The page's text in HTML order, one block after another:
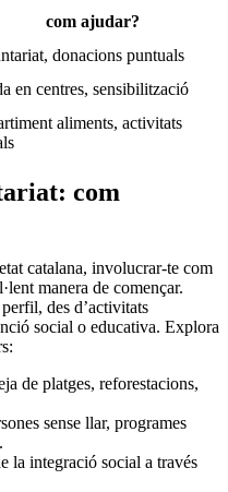
com ajudar?
⁤donacions puntuals
en centres, sensibilització
aliments, activitats
com
catalana, involucrar-te com
manera de començar.
des ‌d’activitats
social o ‌educativa. ‍Explora
de platges, reforestacions,
sense llar, programes
la integració ⁢social a través